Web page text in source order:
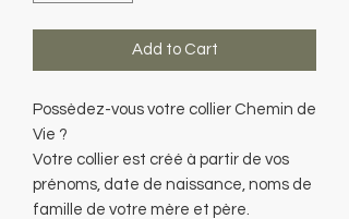
Add to Cart
Possèdez-vous votre collier Chemin de
Vie ?
Votre collier est créé à partir de vos
prénoms, date de naissance, noms de
famille de votre mère et père.